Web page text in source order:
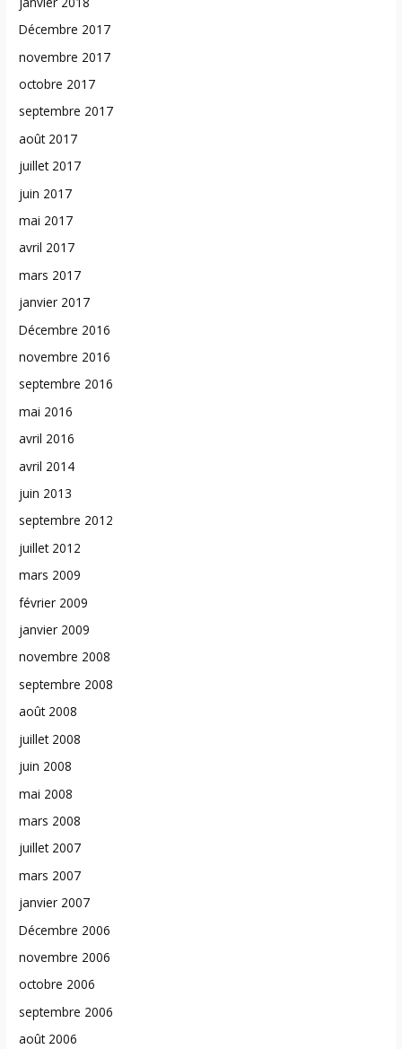
Décembre 2017
novembre 2017
octobre 2017
septembre 2017
août 2017
juillet 2017
juin 2017
mai 2017
avril 2017
mars 2017
janvier 2017
Décembre 2016
novembre 2016
septembre 2016
mai 2016
avril 2016
avril 2014
juin 2013
septembre 2012
juillet 2012
mars 2009
février 2009
janvier 2009
novembre 2008
septembre 2008
août 2008
juillet 2008
juin 2008
mai 2008
mars 2008
juillet 2007
mars 2007
janvier 2007
Décembre 2006
novembre 2006
octobre 2006
septembre 2006
août 2006